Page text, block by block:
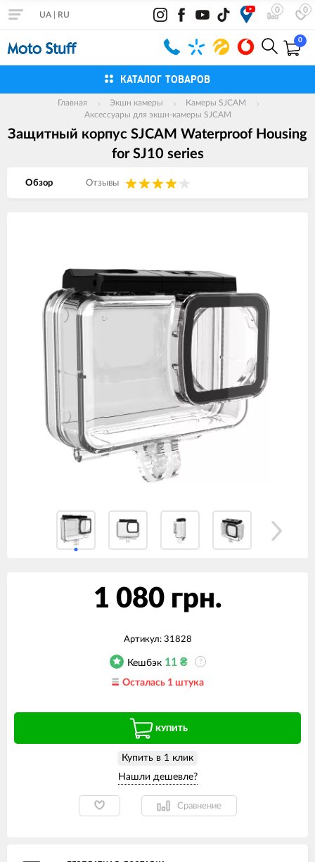
0 0
UA RU
0
КАТАЛОГ ТОВАРОВ
Главная Экшн камеры
Камеры SJCAM
Аксессуары для экшн-камеры SJCAM
Защитный корпус SJCAM Waterproof Housing
for SJ10 series
Обзор Отзывы
1 080 грн.
Артикул: 31828
Кешбэк 11₴ ?
Осталась 1 штука
КУПИТЬ
Купить в 1 клик
Сравнение